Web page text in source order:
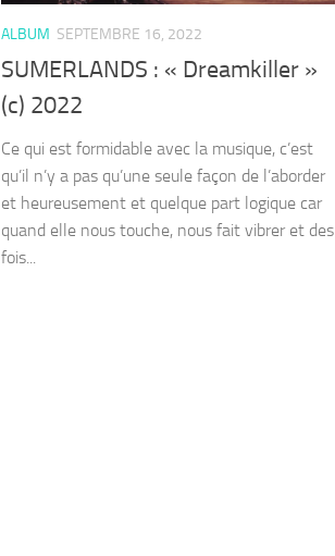
ALBUM SEPTEMBRE 16, 2022
SUMERLANDS : « Dreamkiller »
(c) 2022
Ce qui est formidable avec la musique, c’est
qu’il n’y a pas qu’une seule façon de l’aborder
et heureusement et quelque part logique car
quand elle nous touche, nous fait vibrer et des
fois...